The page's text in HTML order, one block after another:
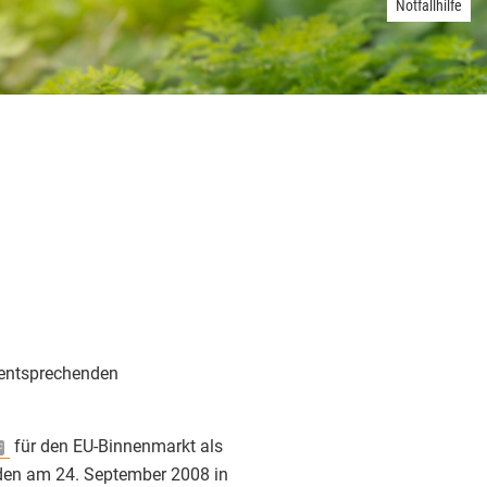
sichern
selbst die Bio-
Notfallhilfe
für den EU-Binnenmarkt als
am 24. September 2008 in